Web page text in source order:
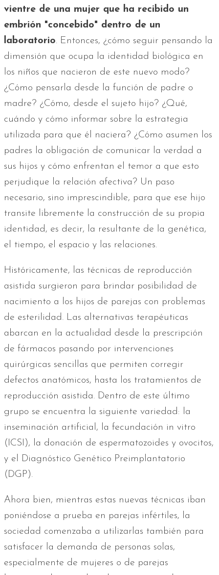
vientre de una mujer que ha recibido un
embrión "concebido" dentro de un
laboratorio. Entonces, ¿cómo seguir pensando la
dimensión que ocupa la identidad biológica en
los niños que nacieron de este nuevo modo?
¿Cómo pensarla desde la función de padre o
madre? ¿Cómo, desde el sujeto hijo? ¿Qué,
cuándo y cómo informar sobre la estrategia
utilizada para que él naciera? ¿Cómo asumen los
padres la obligación de comunicar la verdad a
sus hijos y cómo enfrentan el temor a que esto
perjudique la relación afectiva? Un paso
necesario, sino imprescindible, para que ese hijo
transite libremente la construcción de su propia
identidad, es decir, la resultante de la genética,
el tiempo, el espacio y las relaciones.
Históricamente, las técnicas de reproducción
asistida surgieron para brindar posibilidad de
nacimiento a los hijos de parejas con problemas
de esterilidad. Las alternativas terapéuticas
abarcan en la actualidad desde la prescripción
de fármacos pasando por intervenciones
quirúrgicas sencillas que permiten corregir
defectos anatómicos, hasta los tratamientos de
reproducción asistida. Dentro de este último
grupo se encuentra la siguiente variedad: la
inseminación artificial, la fecundación in vitro
(ICSI), la donación de espermatozoides y ovocitos,
y el Diagnóstico Genético Preimplantatorio
(DGP).
Ahora bien, mientras estas nuevas técnicas iban
poniéndose a prueba en parejas infértiles, la
sociedad comenzaba a utilizarlas también para
satisfacer la demanda de personas solas,
especialmente de mujeres o de parejas